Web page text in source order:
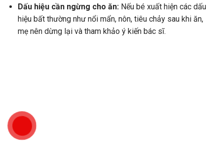
Dấu hiệu cần ngừng cho ăn:Nếu bé xuất hiện các dấu
hiệu bất thường như nổi mẩn, nôn, tiêu chảy sau khi ăn,
mẹ nên dừng lại và tham khảo ý kiến bác sĩ.